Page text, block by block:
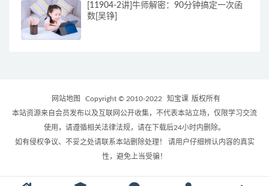
[11904-2讲]牛师解密：90分钟搞定一次函
数[吴铮]
网站地图 Copyright © 2010-2022 知宝课 版权所有
本站资源来自会员发布以及互联网公开收集，不代表本站立场，仅限学习交流
使用，请遵循相关法律法规，请在下载后24小时内删除。
如有侵权争议、不妥之处请联系本站删除处理！ 请用户仔细辨认内容的真实
性，避免上当受骗！